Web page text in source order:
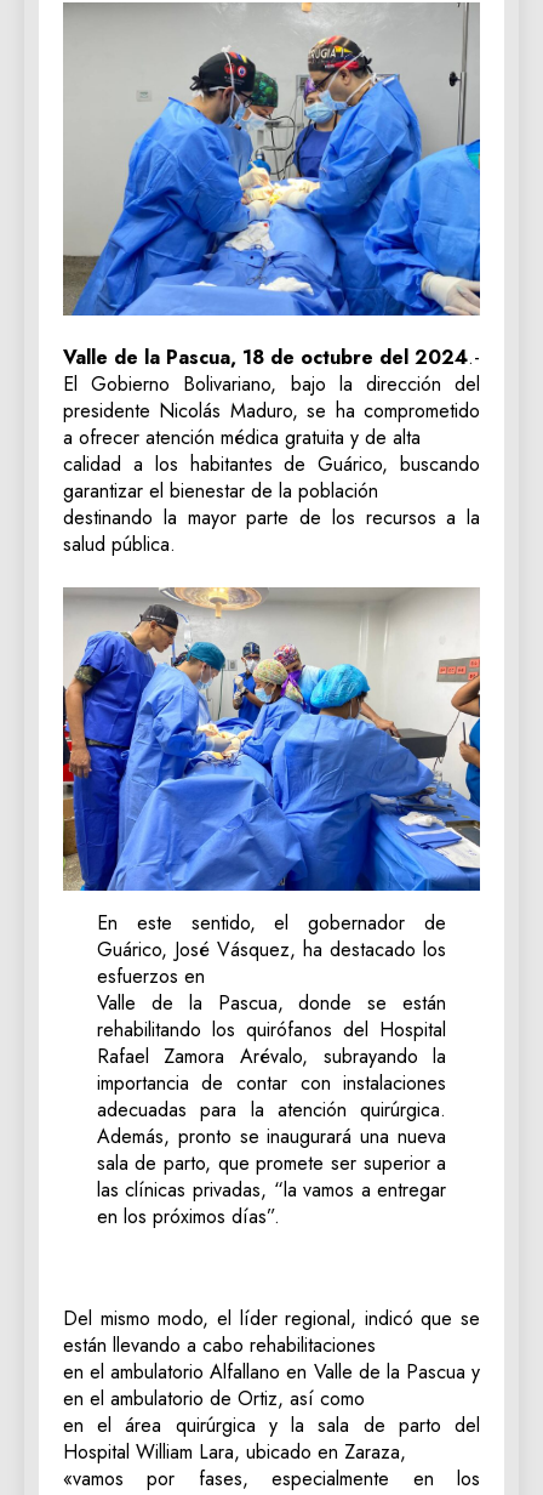
Valle de la Pascua, 18 de octubre del 2024.-
El Gobierno Bolivariano, bajo la dirección del
presidente Nicolás Maduro, se ha comprometido
a ofrecer atención médica gratuita y de alta
calidad a los habitantes de Guárico, buscando
garantizar el bienestar de la población
destinando la mayor parte de los recursos a la
salud pública.
En este sentido, el gobernador de
Guárico, José Vásquez, ha destacado los
esfuerzos en
Valle de la Pascua, donde se están
rehabilitando los quirófanos del Hospital
Rafael Zamora Arévalo, subrayando la
importancia de contar con instalaciones
adecuadas para la atención quirúrgica.
Además, pronto se inaugurará una nueva
sala de parto, que promete ser superior a
las clínicas privadas, “la vamos a entregar
en los próximos días”.
Del mismo modo, el líder regional, indicó que se
están llevando a cabo rehabilitaciones
en el ambulatorio Alfallano en Valle de la Pascua y
en el ambulatorio de Ortiz, así como
en el área quirúrgica y la sala de parto del
Hospital William Lara, ubicado en Zaraza,
«vamos por fases, especialmente en los